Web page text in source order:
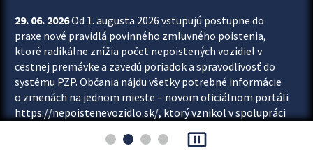
29. 06. 2026Od 1. augusta 2026 vstupujú postupne do
praxe nové pravidlá povinného zmluvného poistenia,
ktoré radikálne znížia počet nepoistených vozidiel v
cestnej premávke a zavedú poriadok a spravodlivosť do
systému PZP. Občania nájdu všetky potrebné informácie
o zmenách na jednom mieste – novom oficiálnom portáli
https://nepoistenevozidlo.sk/, ktorý vznikol v spolupráci
asociácie poisťovní (SLASPO) a Ministerstva vnútra SR.
pause_presentation